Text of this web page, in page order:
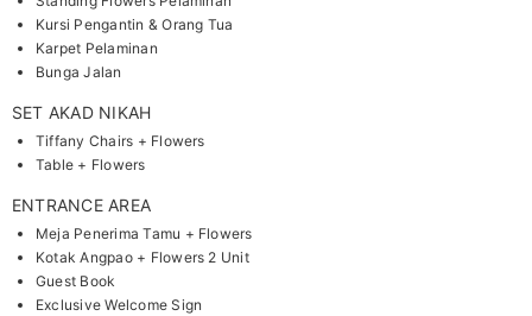
Kursi Pengantin & Orang Tua
Karpet Pelaminan
Bunga Jalan
SET AKAD NIKAH
Tiffany Chairs + Flowers
Table + Flowers
ENTRANCE AREA
Meja Penerima Tamu + Flowers
Kotak Angpao + Flowers 2 Unit
Guest Book
Exclusive Welcome Sign